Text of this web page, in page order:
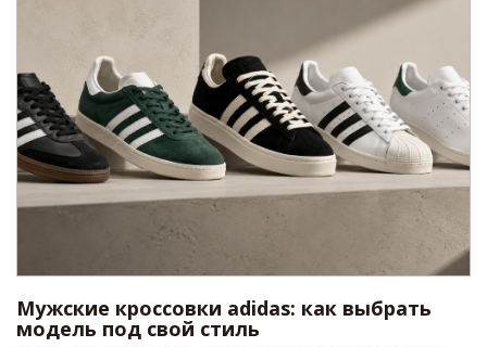
Мужские кроссовки adidas: как выбрать
модель под свой стиль